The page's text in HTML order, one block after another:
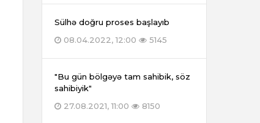
Sülhə doğru proses başlayıb
08.04.2022, 12:00
5145
"Bu gün bölgəyə tam sahibik, söz
sahibiyik"
27.08.2021, 11:00
8150